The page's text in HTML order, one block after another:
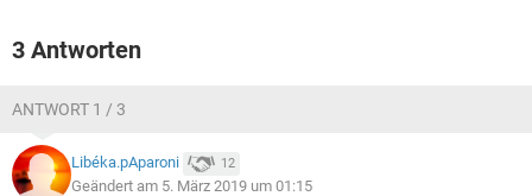
3 Antworten
ANTWORT 1 / 3
Libéka.pAparoni 12
Geändert am 5. März 2019 um 01:15